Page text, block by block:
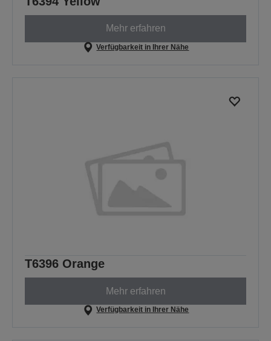
Mehr erfahren
Verfügbarkeit in Ihrer Nähe
T6396 Orange
Mehr erfahren
Verfügbarkeit in Ihrer Nähe